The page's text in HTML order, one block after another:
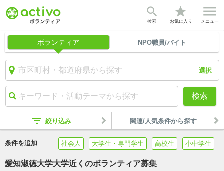

検索
star
お気に入り

メニュー
ボランティア NPO職員/バイト
選択
検索
filter_list 絞り込み 関連/人気条件から探す
条件を追加 社会人 大学生・専門学生 高校生 小中学生
愛知淑徳大学大学近くのボランティア募集